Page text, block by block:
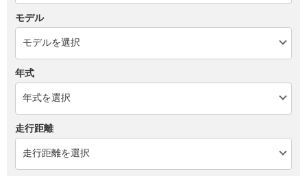
モデル
年式
走行距離